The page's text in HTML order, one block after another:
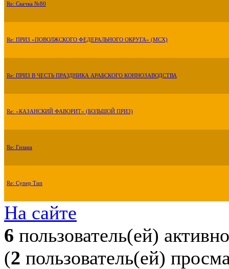
Re: Скачка №80
Re: ПРИЗ «ПОВОЛЖСКОГО ФЕДЕРАЛЬНОГО ОКРУГА» (МСХ)
Re: ПРИЗ В ЧЕСТЬ ПРАЗДНИКА АРАБСКОГО КОННОЗАВОДСТВА
Re: «КАЗАНСКИЙ ФАВОРИТ» (БОЛЬШОЙ ПРИЗ)
Re: Гизана
Re: Супер Тип
На сайте
6 пользователь(ей) активно
(2 пользователь(ей)